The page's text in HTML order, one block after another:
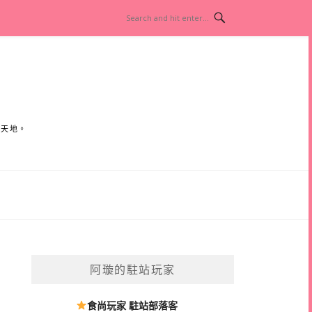
地。
阿璇的駐站玩家
食尚玩家 駐站部落客